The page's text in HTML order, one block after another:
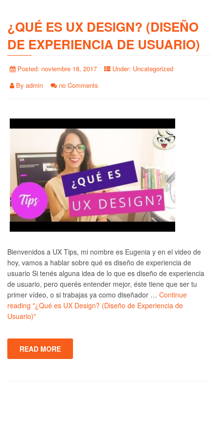
¿QUÉ ES UX DESIGN? (DISEÑO
DE EXPERIENCIA DE USUARIO)
Posted: noviembre 18, 2017 Under: Uncategorized
By admin no Comments
Bienvenidos a UX Tips, mi nombre es Eugenia y en el video de
hoy, vamos a hablar sobre qué es diseño de experiencia de
usuario Si tenés alguna idea de lo que es diseño de experiencia
de usuario, pero querés entender mejor, éste tiene que ser tu
primer vídeo, o si trabajas ya como diseñador … Continue
reading "¿Qué es UX Design? (Diseño de Experiencia de
Usuario)"
READ MORE